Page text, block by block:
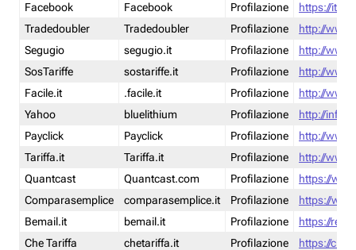
Facebook
Facebook Profilazione
https://it-
Tradedoubler
Tradedoubler Profilazione
http://
Segugio
segugio.it Profilazione
http://
SosTariffe
sostariffe.it Profilazione
http://
Facile.it
.facile.it Profilazione
http://
Yahoo
bluelithium Profilazione
http://
Payclick
Payclick Profilazione
http://
Tariffa.it
Tariffa.it Profilazione
http://
Quantcast
Quantcast.com Profilazione
https://
Comparasemplice
comparasemplice.it Profilazione
https://
Bemail.it
bemail.it Profilazione
https://
Che Tariffa
chetariffa.it Profilazione
https://